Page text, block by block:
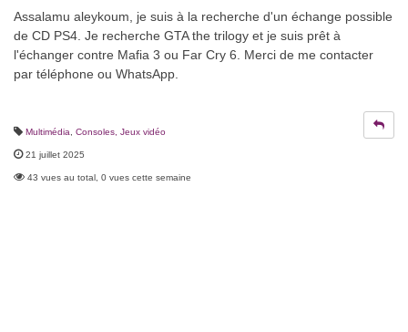
Assalamu aleykoum, je suis à la recherche d'un échange possible
de CD PS4. Je recherche GTA the trilogy et je suis prêt à
l'échanger contre Mafia 3 ou Far Cry 6. Merci de me contacter
par téléphone ou WhatsApp.
Multimédia Consoles, Jeux vidéo
21 juillet 2025
43 vues au total, 0 vues cette semaine